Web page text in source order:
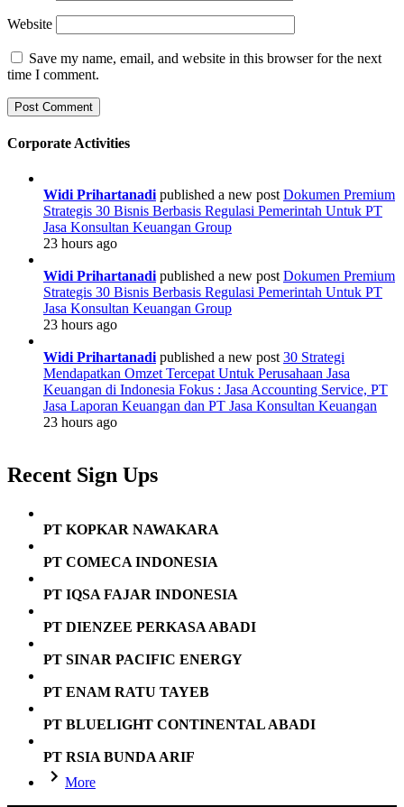
Website
Save my name, email, and website in this browser for the next
time I comment.
Corporate Activities
Widi Prihartanadi published a new post Dokumen Premium
Strategis 30 Bisnis Berbasis Regulasi Pemerintah Untuk PT
Jasa Konsultan Keuangan Group
23 hours ago
Widi Prihartanadi published a new post Dokumen Premium
Strategis 30 Bisnis Berbasis Regulasi Pemerintah Untuk PT
Jasa Konsultan Keuangan Group
23 hours ago
Widi Prihartanadi published a new post 30 Strategi
Mendapatkan Omzet Tercepat Untuk Perusahaan Jasa
Keuangan di Indonesia Fokus : Jasa Accounting Service, PT
Jasa Laporan Keuangan dan PT Jasa Konsultan Keuangan
23 hours ago
Recent Sign Ups
PT KOPKAR NAWAKARA
PT COMECA INDONESIA
PT IQSA FAJAR INDONESIA
PT DIENZEE PERKASA ABADI
PT SINAR PACIFIC ENERGY
PT ENAM RATU TAYEB
PT BLUELIGHT CONTINENTAL ABADI
PT RSIA BUNDA ARIF
More